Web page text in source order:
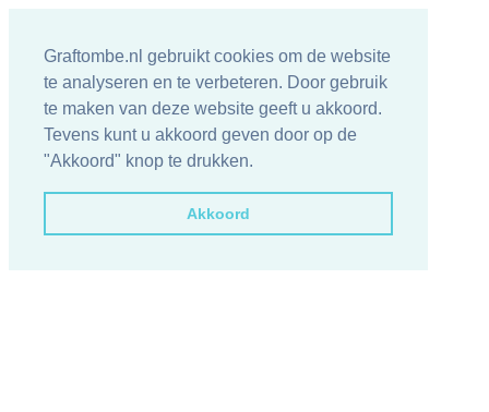
Graftombe.nl gebruikt cookies om de website
te analyseren en te verbeteren. Door gebruik
te maken van deze website geeft u akkoord.
Tevens kunt u akkoord geven door op de
"Akkoord" knop te drukken.
Akkoord